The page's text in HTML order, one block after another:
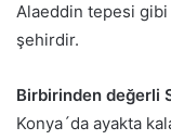
Alaeddin tepesi
şehirdir.
Birbirinden değerli
Konya´da ayakta